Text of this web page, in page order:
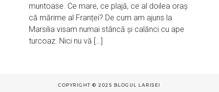
muntoase. Ce mare, ce plajă, ce al doilea oraș
că mărime al Franței? De cum am ajuns la
Marsilia visam numai stâncă și calănci cu ape
turcoaz. Nici nu vă […]
COPYRIGHT © 2025 BLOGUL LARISEI